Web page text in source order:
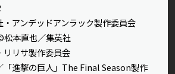
アンデッドアンラック製作委員会
本直也／集英社
リサ製作委員会
進撃の巨人」The Final Season製作